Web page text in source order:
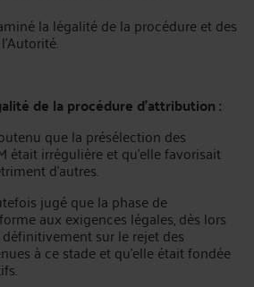
la légalité de la procédure et des
de la procédure d'attribution :
que la présélection des
était irrégulière et qu'elle favorisait
d'autres.
jugé que la phase de
aux exigences légales, dès lors
sur le rejet des
à ce stade et qu'elle était fondée